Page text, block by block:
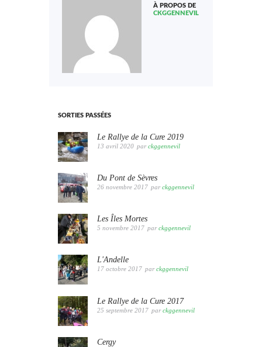
À PROPOS DE
CKGGENNEVIL
SORTIES PASSÉES
Le Rallye de la Cure 2019
13 avril 2020 parckggennevil
Du Pont de Sèvres
26 novembre 2017 parckggennevil
Les Îles Mortes
5 novembre 2017 parckggennevil
L'Andelle
17 octobre 2017 parckggennevil
Le Rallye de la Cure 2017
25 septembre 2017 parckggennevil
Cergy